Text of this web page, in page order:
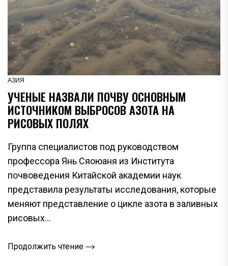
АЗИЯ
УЧЕНЫЕ НАЗВАЛИ ПОЧВУ ОСНОВНЫМ
ИСТОЧНИКОМ ВЫБРОСОВ АЗОТА НА
РИСОВЫХ ПОЛЯХ
Группа специалистов под руководством
профессора Янь Сяоюаня из Института
почвоведения Китайской академии наук
представила результаты исследования, которые
меняют представление о цикле азота в заливных
рисовых...
Продолжить чтение